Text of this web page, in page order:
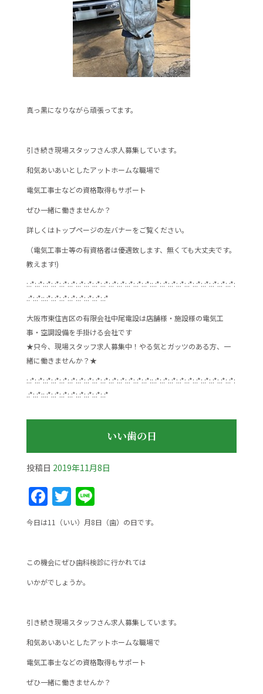
真っ黒になりながら頑張ってます。
引き続き現場スタッフさん求人募集しています。
和気あいあいとしたアットホームな職場で
電気工事士などの資格取得もサポート
ぜひ一緒に働きませんか？
詳しくはトップページの左バナーをご覧ください。
（電気工事士等の有資格者は優遇致します、無くても大丈夫です。
教えます!)
:.:*:.:*:.:*:.:*:.:*:.:*:.:*:.:*:.:*:.:*:.:*:.:*:.:*:.:*:.:*::.:*:.:*:.:*:.:*:.:*:.:*:.:*:.:*:.:*:.:*:
.:*:.:*::.:*:.:*:.:*:.:*:.:*:.:*:.:*:.:*
大阪市東住吉区の有限会社中尾電設は店舗様・施設様の電気工
事・空調設備を手掛ける会社です
★只今、現場スタッフ求人募集中！やる気とガッツのある方、一
緒に働きませんか？★
:.:*:.:*:.:*:.:*:.:*:.:*:.:*:.:*:.:*:.:*:.:*:.:*:.:*:.:*:.:*::.:*:.:*:.:*:.:*:.:*:.:*:.:*:.:*:.:*:.:*:
.:*:.:*::.:*:.:*:.:*:.:*:.:*:.:*:.:*:.:*
いい歯の日
投稿日 2019年11月8日
F
a
c
e
b
o
k
T
w
itt
er
Li
n
e
今日は11（いい）月8日（歯）の日です。
この機会にぜひ歯科検診に行かれては
いかがでしょうか。
引き続き現場スタッフさん求人募集しています。
和気あいあいとしたアットホームな職場で
電気工事士などの資格取得もサポート
ぜひ一緒に働きませんか？